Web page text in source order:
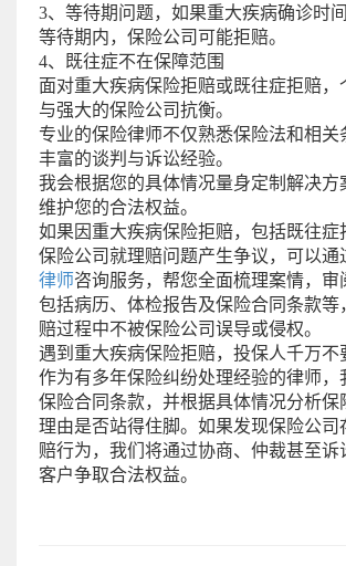
3、等待期问题，如果重大疾病确诊时
等待期内，保险公司可能拒赔。
4、既往症不在保障范围
面对重大疾病保险拒赔或既往症拒赔，
与强大的保险公司抗衡。
专业的保险律师不仅熟悉保险法和相关
丰富的谈判与诉讼经验。
我会根据您的具体情况量身定制解决方
维护您的合法权益。
如果因重大疾病保险拒赔，包括既往症
保险公司就理赔问题产生争议，可以通
律师咨询服务，帮您全面梳理案情，审
包括病历、体检报告及保险合同条款等
赔过程中不被保险公司误导或侵权。
遇到重大疾病保险拒赔，投保人千万不
作为有多年保险纠纷处理经验的律师，
保险合同条款，并根据具体情况分析保
理由是否站得住脚。如果发现保险公司
赔行为，我们将通过协商、仲裁甚至诉
客户争取合法权益。